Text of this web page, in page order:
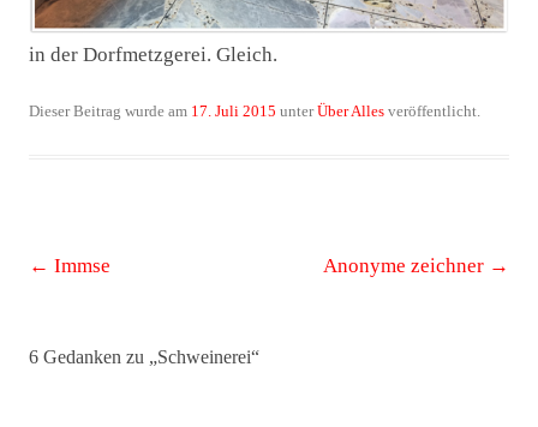
in der Dorfmetzgerei. Gleich.
Dieser Beitrag wurde am 17. Juli 2015 unterÜber Alles veröffentlicht.
Beitrags-
← Immse Anonyme zeichner →
6 Gedanken zu „Schweinerei“